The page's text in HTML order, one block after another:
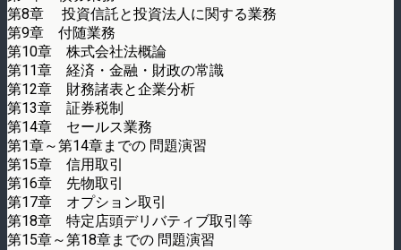
第8章 投資信託と投資法人に関する業務
第9章 付随業務
第10章 株式会社法概論
第11章 経済・金融・財政の常識
第12章 財務諸表と企業分析
第13章 証券税制
第14章 セールス業務
第1章～第14章までの 問題演習
第15章 信用取引
第16章 先物取引
第17章 オプション取引
第18章 特定店頭デリバティブ取引等
第15章～第18章までの 問題演習